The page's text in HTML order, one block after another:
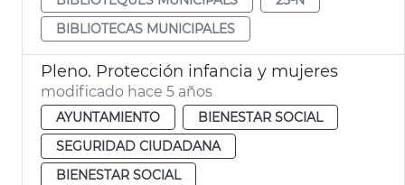
BIBLIOTECAS MUNICIPALES
Pleno. Protección infancia y mujeres
modificado hace 5 años
AYUNTAMIENTO
BIENESTAR SOCIAL
SEGURIDAD CIUDADANA
BIENESTAR SOCIAL